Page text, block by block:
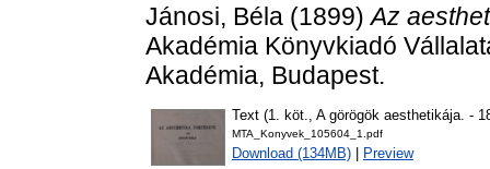
Jánosi, Béla (1899)Az
Akadémia Könyvkiadó
Akadémia, Budapest.
Text (1. köt., A görögök aesthetikája. -
MTA_Konyvek_105604_1.pdf
Download (134MB) Preview